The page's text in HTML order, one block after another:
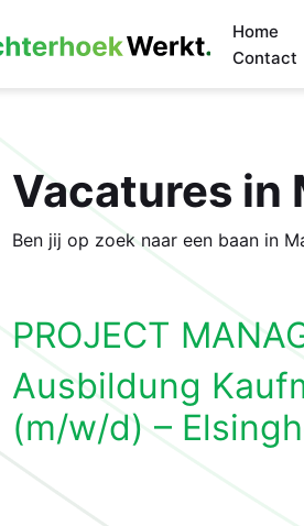
Home
Contact
Vacatures in
Ben jij op zoek naar een baan in
PROJECT
Ausbildung
(m/w/d) –